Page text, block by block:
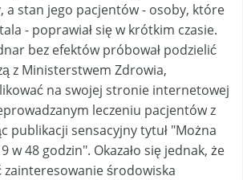
a stan jego pacjentów - osoby, które
- poprawiał się w krótkim czasie.
bez efektów próbował podzielić
z Ministerstwem Zdrowia,
na swojej stronie internetowej
leczeniu pacjentów z
publikacji sensacyjny tytuł "Można
w 48 godzin". Okazało się jednak, że
zainteresowanie środowiska